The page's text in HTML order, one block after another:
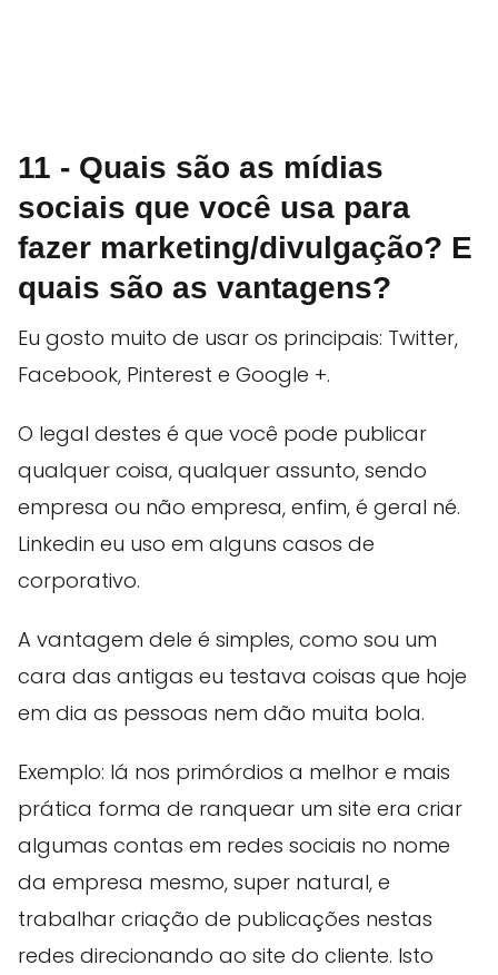
11 - Quais são as mídias
sociais que você usa para
fazer marketing/divulgação? E
quais são as vantagens?
Eu gosto muito de usar os principais: Twitter,
Facebook, Pinterest e Google +.
O legal destes é que você pode publicar
qualquer coisa, qualquer assunto, sendo
empresa ou não empresa, enfim, é geral né.
Linkedin eu uso em alguns casos de
corporativo.
A vantagem dele é simples, como sou um
cara das antigas eu testava coisas que hoje
em dia as pessoas nem dão muita bola.
Exemplo: lá nos primórdios a melhor e mais
prática forma de ranquear um site era criar
algumas contas em redes sociais no nome
da empresa mesmo, super natural, e
trabalhar criação de publicações nestas
redes direcionando ao site do cliente. Isto